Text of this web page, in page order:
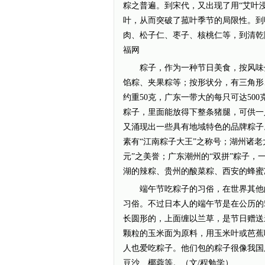
粽之普遍。到宋代，又出现了用“艾叶
叶，从而突破了菰叶季节的局限性。
肉、松子仁、枣子、核桃仁等，到清
福网
粽子，作为一种节日美食，按风味
馅粽、夹果粽等；按形状分，有三角
约重50克，广东一带大的每只可达
粽子，里面能放得下整条猪腿，可供
又涌现出一些具有地域特色的品牌粽
素有“江南粽子大王”之称号；湖州诸
元”之美誉；广东潮州的“双拼”粽子，
湖的辣粽、贵州的酸菜粽、西安的蜂
端午节吃粽子的习俗，在世界其他
习俗。不过日本人的端午节是在公历
长圆形的，上面缠以兰草，是节日赠
颗粒的玉米面为原料，用玉米叶或芭
人也爱吃粽子。他们包的粽子很像我
豆沙、椰蓉等。（文/程勉学）